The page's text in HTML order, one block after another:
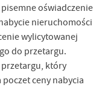
pisemne oświadczenie
nieruchomości
wylicytowanej
do przetargu.
który
ceny nabycia